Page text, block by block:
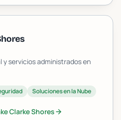
y servicios administrados en
Soluciones en la Nube
Clarke Shores